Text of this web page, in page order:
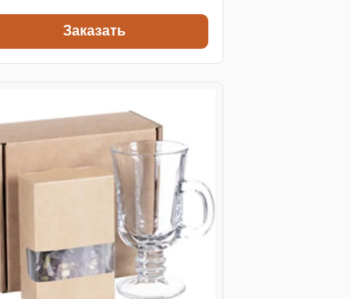
Заказать